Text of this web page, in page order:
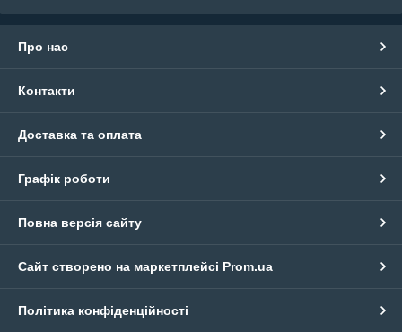
Про нас
Контакти
Доставка та оплата
Графік роботи
Повна версія сайту
Сайт створено на маркетплейсі Prom.ua
Політика конфіденційності